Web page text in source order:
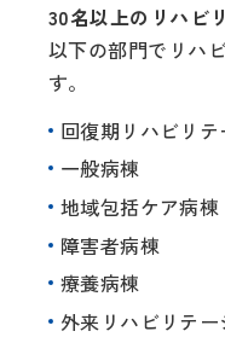
30名以上のリハビ
以下の部門でリハ
す。
回復期リハビリ
一般病棟
地域包括ケア病棟
障害者病棟
療養病棟
外来リハビリテー